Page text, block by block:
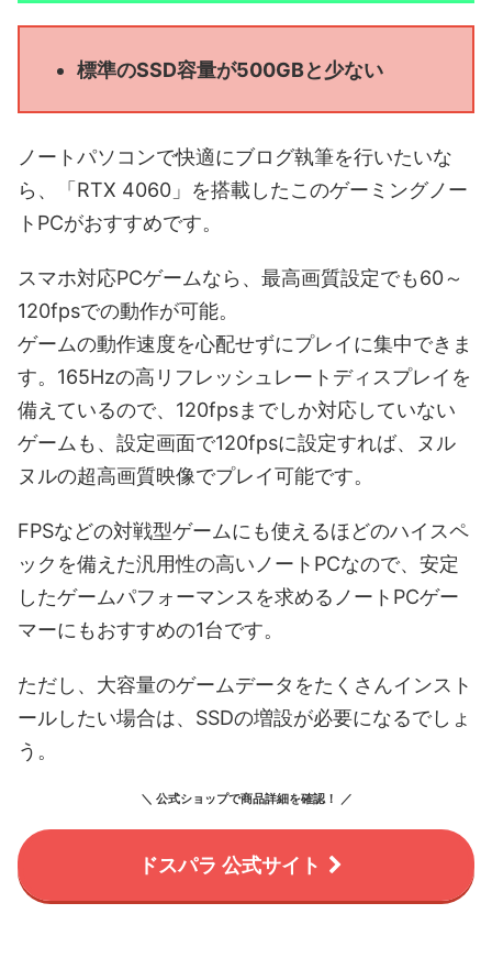
標準のSSD容量が500GBと少ない
ノートパソコンで快適にブログ執筆を行いたいな
ら、「RTX 4060」を搭載したこのゲーミングノー
トPCがおすすめです。
スマホ対応PCゲームなら、最高画質設定でも60～
120fpsでの動作が可能。
ゲームの動作速度を心配せずにプレイに集中できま
す。165Hzの高リフレッシュレートディスプレイを
備えているので、120fpsまでしか対応していない
ゲームも、設定画面で120fpsに設定すれば、ヌル
ヌルの超高画質映像でプレイ可能です。
FPSなどの対戦型ゲームにも使えるほどのハイスペ
ックを備えた汎用性の高いノートPCなので、安定
したゲームパフォーマンスを求めるノートPCゲー
マーにもおすすめの1台です。
ただし、大容量のゲームデータをたくさんインスト
ールしたい場合は、SSDの増設が必要になるでしょ
う。
＼ 公式ショップで商品詳細を確認！ ／
ドスパラ 公式サイト